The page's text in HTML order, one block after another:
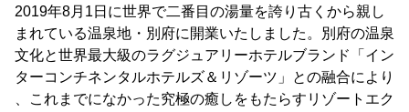
2019年8月1日に世界で⼆番⽬の湯量を誇り古くから親し
まれている温泉地・別府に開業いたしました。別府の温泉
文化と世界最大級のラグジュアリーホテルブランド「イン
ターコンチネンタルホテルズ＆リゾーツ」との融合により
、これまでになかった究極の癒しをもたらすリゾートエク